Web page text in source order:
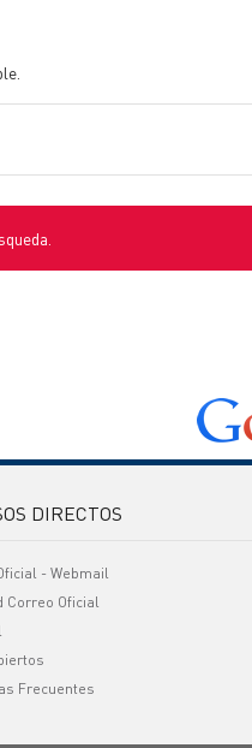
DIRECTOS
- Webmail
Correo Oficial
Frecuentes